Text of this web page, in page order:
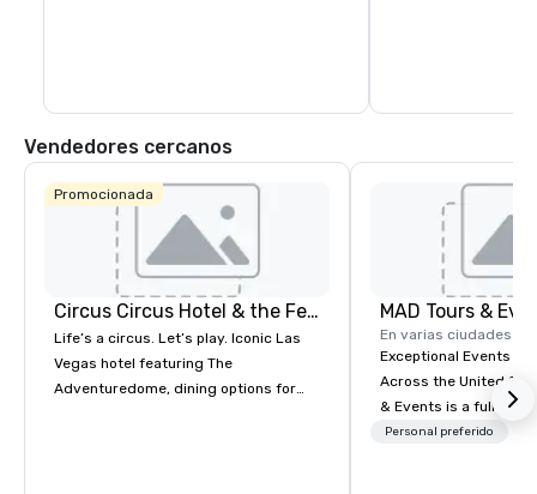
Vendedores cercanos
Promocionada
Circus Circus Hotel & the Festival Grounds
Life’s a circus. Let’s play. Iconic Las
Vegas hotel featuring The
Adventuredome, dining options for
MAD Tours &
En varias ciudades
Exceptional Events &
Across the United States! MAD
& Events is a full-
Management
Personal preferido